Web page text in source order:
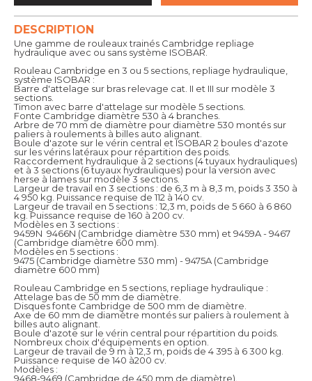
DESCRIPTION
Une gamme de rouleaux trainés Cambridge repliage
hydraulique avec ou sans système ISOBAR.
Rouleau Cambridge en 3 ou 5 sections, repliage hydraulique,
système ISOBAR :
Barre d'attelage sur bras relevage cat. II et III sur modèle 3
sections.
Timon avec barre d'attelage sur modèle 5 sections.
Fonte Cambridge diamètre 530 à 4 branches.
Arbre de 70 mm de diamètre pour diamètre 530 montés sur
paliers à roulements à billes auto alignant.
Boule d'azote sur le vérin central et ISOBAR 2 boules d'azote
sur les vérins latéraux pour répartition des poids.
Raccordement hydraulique à 2 sections (4 tuyaux hydrauliques)
et à 3 sections (6 tuyaux hydrauliques) pour la version avec
herse à lames sur modèle 3 sections.
Largeur de travail en 3 sections : de 6,3 m à 8,3 m, poids 3 350 à
4 950 kg. Puissance requise de 112 à 140 cv.
Largeur de travail en 5 sections : 12,3 m, poids de 5 660 à 6 860
kg. Puissance requise de 160 à 200 cv.
Modèles en 3 sections :
9459N  9466N (Cambridge diamètre 530 mm) et 9459A - 9467
(Cambridge diamètre 600 mm).
Modèles en 5 sections :
9475 (Cambridge diamètre 530 mm) - 9475A (Cambridge
diamètre 600 mm)
Rouleau Cambridge en 5 sections, repliage hydraulique :
Attelage bas de 50 mm de diamètre.
Disques fonte Cambridge de 500 mm de diamètre.
Axe de 60 mm de diamètre montés sur paliers à roulement à
billes auto alignant.
Boule d'azote sur le vérin central pour répartition du poids.
Nombreux choix d'équipements en option.
Largeur de travail de 9 m à 12,3 m, poids de 4 395 à 6 300 kg.
Puissance requise de 140 à200 cv.
Modèles :
9468-9469 (Cambridge de 450 mm de diamètre).